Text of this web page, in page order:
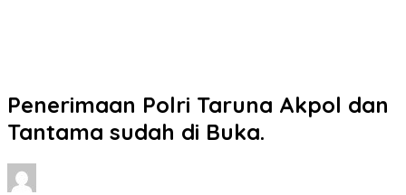
Penerimaan Polri Taruna Akpol dan
Tantama sudah di Buka.